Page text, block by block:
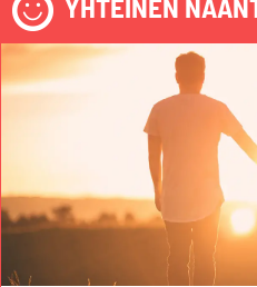
YHTEINEN